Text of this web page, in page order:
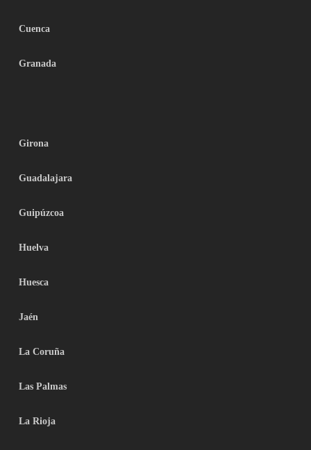
Cuenca
Granada
Girona
Guadalajara
Guipúzcoa
Huelva
Huesca
Jaén
La Coruña
Las Palmas
La Rioja